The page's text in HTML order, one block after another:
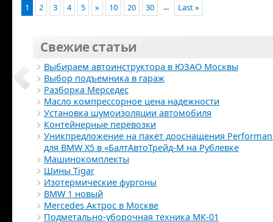
1 2 3 4 5 » 10 20 30 ... Last »
Свежие статьи
Выбираем автоинструктора в ЮЗАО Москвы
Выбор подъемника в гараж
Разборка Мерседес
Масло компрессорное цена надежности
Установка шумоизоляции автомобиля
Контейнерные перевозки
Уникпредложение на пакет дооснащения
для BMW Х5 в «БалтАвтоТрейд-М на Рублевке
Машинокомплекты
Шины Tigar
Изотермические фургоны
BMW 1 новый
Mercedes Актрос в Москве
Подметально-уборочная техника МК-01